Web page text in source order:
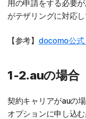
用の申請をする必要
がテザリングに対応
【参考】 docomo公式
1-2.auの場合
契約キャリアがauの
オプションに申し込